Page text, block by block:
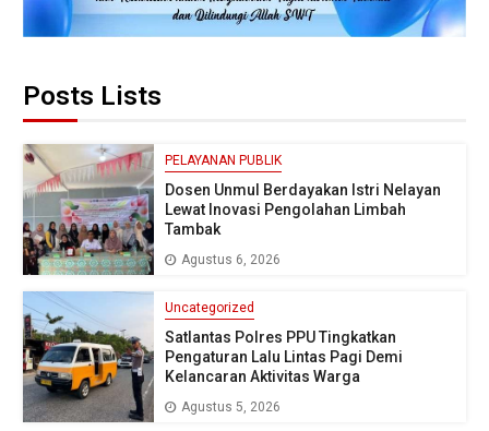
Posts Lists
PELAYANAN PUBLIK
Dosen Unmul Berdayakan Istri Nelayan
Lewat Inovasi Pengolahan Limbah
Tambak
Agustus 6, 2026
Uncategorized
Satlantas Polres PPU Tingkatkan
Pengaturan Lalu Lintas Pagi Demi
Kelancaran Aktivitas Warga
Agustus 5, 2026